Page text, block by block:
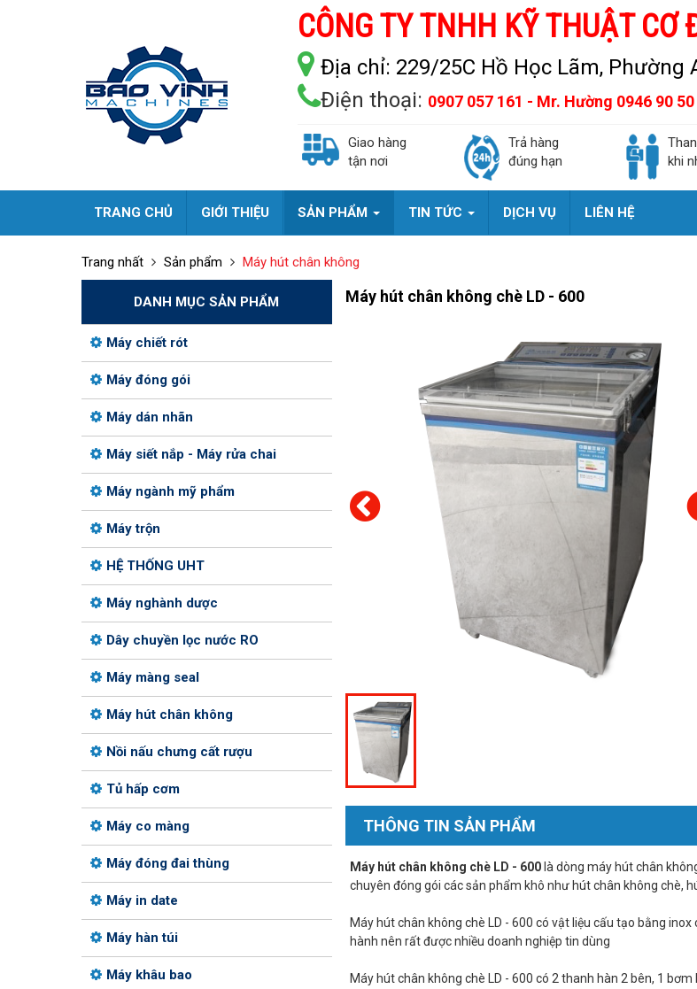
CÔNG TY TNHH KỸ THUẬT CƠ
Địa chỉ: 229/25C Hồ Học Lãm, Phường
Điện thoại: 0907 057 161 - Mr. Hường 0946 90
Giao hàng
tận nơi
Trả hàng
đúng hạn
khi
TRANG CHỦ GIỚI THIỆU SẢN PHẨM TIN TỨC DỊCH VỤ LIÊN HỆ
Trang nhất Sản phẩm Máy hút chân không
Máy hút chân không chè LD - 600
THÔNG TIN SẢN PHẨM
Máy hút chân không chè LD - 600là dòng máy hút chân
chuyên đóng gói các sản phẩm khô như hút chân không chè,
Máy hút chân không chè LD - 600 có vật liệu cấu tạo bằng
hành nên rất được nhiều doanh nghiệp tin dùng
Máy hút chân không chè LD - 600 có 2 thanh hàn 2 bên, 1
DANH MỤC SẢN PHẨM
Máy chiết rót
Máy đóng gói
Máy dán nhãn
Máy siết nắp - Máy rửa chai
Máy ngành mỹ phẩm
Máy trộn
HỆ THỐNG UHT
Máy nghành dược
Dây chuyền lọc nước RO
Máy màng seal
Máy hút chân không
Nồi nấu chưng cất rượu
Tủ hấp cơm
Máy co màng
Máy đóng đai thùng
Máy in date
Máy hàn túi
Máy khâu bao